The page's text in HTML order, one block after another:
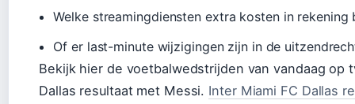
Welke streamingdiensten extra kosten in
Of er last-minute wijzigingen zijn in de
Bekijk hier de voetbalwedstrijden van vandaag
Dallas resultaat met Messi. Inter Miami FC Dallas